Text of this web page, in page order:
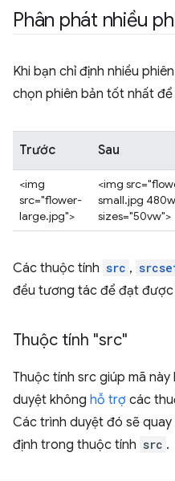
Phân phát nhiều
Khi bạn chỉ định nhiều
chọn phiên bản tốt nhất
Trước Sau
<img
src="flower-
large.jpg">
<img
small.jpg
sizes="50vw">
Các thuộc tính src ,
đều tương tác để đạt được
Thuộc tính "src"
Thuộc tính src giúp mã
duyệt không hỗ trợ các
Các trình duyệt đó sẽ
định trong thuộc tính src .